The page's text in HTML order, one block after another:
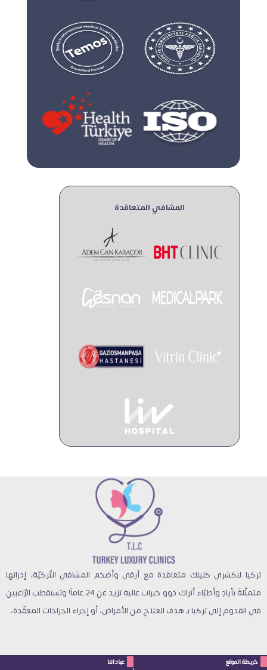
المشافي المتعاقدة
تركيا لاكشري كلينك متعاقدة مع أرقى وأضخم المشافي التّركيّة، إدراتها
متمثّلةً بأيادٍ وأطبّاء أتراك ذوو خبرات عالية تزيد عن 24 عاماً! وتستقطب الرّاغبين
في القدوم إلى تركيا بـ هدف العلاج من الأمراض، أو إجراء الجراحات المعقّدة،
خريطة الموقع عياداتنا